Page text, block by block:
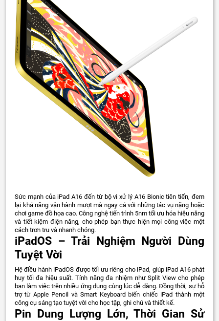
Sức mạnh của iPad A16 đến từ bộ vi xử lý A16 Bionic tiên tiến, đem
lại khả năng vận hành mượt mà ngay cả với những tác vụ nặng hoặc
chơi game đồ họa cao. Công nghệ tiến trình 5nm tối ưu hóa hiệu năng
và tiết kiệm điện năng, cho phép bạn thực hiện mọi công việc một
cách trơn tru và nhanh chóng.
iPadOS – Trải Nghiệm Người Dùng
Tuyệt Vời
Hệ điều hành iPadOS được tối ưu riêng cho iPad, giúp iPad A16 phát
huy tối đa hiệu suất. Tính năng đa nhiệm như Split View cho phép
bạn làm việc trên nhiều ứng dụng cùng lúc dễ dàng. Đồng thời, sự hỗ
trợ từ Apple Pencil và Smart Keyboard biến chiếc iPad thành một
công cụ sáng tạo tuyệt vời cho học tập, ghi chú và thiết kế.
Pin Dung Lượng Lớn, Thời Gian Sử